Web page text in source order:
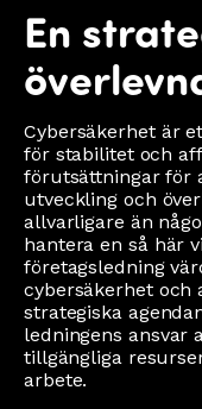
En
Cybersäkerhet är
för stabilitet och
förutsättningar för
utveckling och
allvarligare än
hantera en så här
företagsledning
cybersäkerhet och
strategiska
ledningens ansvar
tillgängliga
arbete.